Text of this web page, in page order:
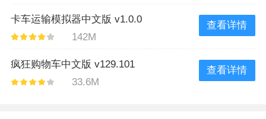
卡车运输模拟器中文版 v1.0.0
142M
查看详情
疯狂购物车中文版 v129.101
33.6M
查看详情